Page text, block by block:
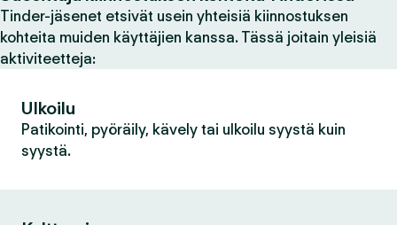
Tinder-jäsenet etsivät usein yhteisiä kiinnostuksen
kohteita muiden käyttäjien kanssa. Tässä joitain yleisiä
aktiviteetteja:
Ulkoilu
Patikointi, pyöräily, kävely tai ulkoilu syystä kuin
syystä.